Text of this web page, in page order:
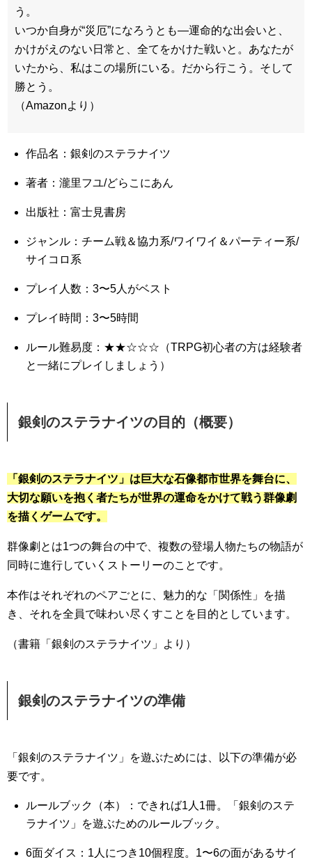
う。
いつか自身が“災厄”になろうとも―運命的な出会いと、
かけがえのない日常と、全てをかけた戦いと。あなたが
いたから、私はこの場所にいる。だから行こう。そして
勝とう。
（Amazonより）
作品名：銀剣のステラナイツ
著者：瀧里フユ/どらこにあん
出版社：富士見書房
ジャンル：チーム戦＆協力系/ワイワイ＆パーティー系/
サイコロ系
プレイ人数：3〜5人がベスト
プレイ時間：3〜5時間
ルール難易度：★★☆☆☆（TRPG初心者の方は経験者
と一緒にプレイしましょう）
銀剣のステラナイツの目的（概要）
「銀剣のステラナイツ」は巨大な石像都市世界を舞台に、
大切な願いを抱く者たちが世界の運命をかけて戦う群像劇
を描くゲームです。
群像劇とは1つの舞台の中で、複数の登場人物たちの物語が
同時に進行していくストーリーのことです。
本作はそれぞれのペアごとに、魅力的な「関係性」を描
き、それを全員で味わい尽くすことを目的としています。
（書籍「銀剣のステラナイツ」より）
銀剣のステラナイツの準備
「銀剣のステラナイツ」を遊ぶためには、以下の準備が必
要です。
ルールブック（本）：できれば1人1冊。「銀剣のステ
ラナイツ」を遊ぶためのルールブック。
6面ダイス：1人につき10個程度。1〜6の面があるサイ